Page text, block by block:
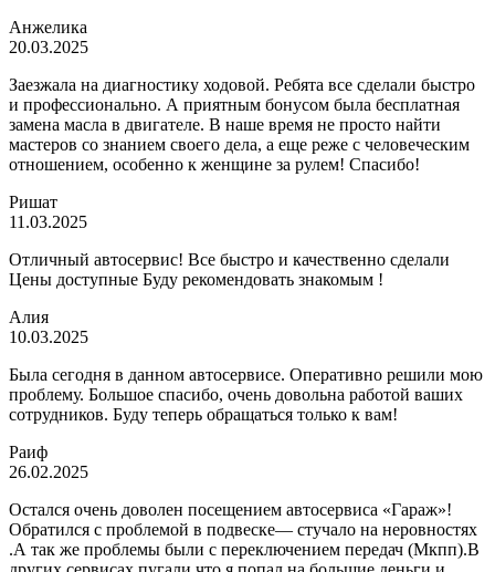
Анжелика
20.03.2025
Заезжала на диагностику ходовой. Ребята все сделали быстро
и профессионально. А приятным бонусом была бесплатная
замена масла в двигателе. В наше время не просто найти
мастеров со знанием своего дела, а еще реже с человеческим
отношением, особенно к женщине за рулем! Спасибо!
Ришат
11.03.2025
Отличный автосервис! Все быстро и качественно сделали
Цены доступные Буду рекомендовать знакомым !
Алия
10.03.2025
Была сегодня в данном автосервисе. Оперативно решили мою
проблему. Большое спасибо, очень довольна работой ваших
сотрудников. Буду теперь обращаться только к вам!
Раиф
26.02.2025
Остался очень доволен посещением автосервиса «Гараж»!
Обратился с проблемой в подвеске— стучало на неровностях
.А так же проблемы были с переключением передач (Мкпп).В